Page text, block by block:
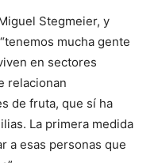
Stegmeier, y
mucha gente
en sectores
relacionan
de fruta, que sí ha
La primera medida
a esas personas que